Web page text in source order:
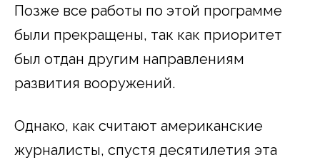
Позже все работы по этой программе
были прекращены, так как приоритет
был отдан другим направлениям
развития вооружений.
Однако, как считают американские
журналисты, спустя десятилетия эта